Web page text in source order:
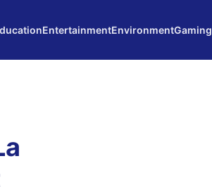
EntertainmentEnvironmentGaming